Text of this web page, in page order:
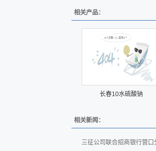
相关产品：
长春10水硫酸钠
相关新闻：
三征公司联合招商银行营